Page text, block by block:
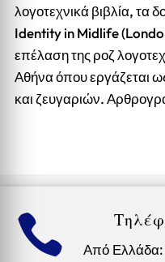
λογοτεχνικά βιβλία, τα
Identity in Midlife
επέλαση της ροζ
Αθήνα όπου εργάζεται
και ζευγαριών.

Από